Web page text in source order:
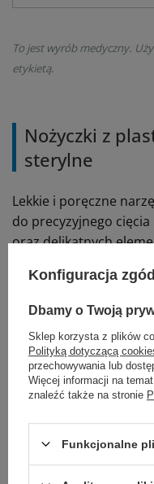
To jest wyrób medyczny.
etykietą.
Nożyczki z
sterylne
Lekkie i poręczne
do precyzyjnego
oraz delikatnych
Ostre końce
ergonomiczna
użytkowania i pewny
Polecamy także
chirurgiczne
Produkt sterylny,
natychmiastowego
Konfiguracja zgód
Dbamy o Twoją
Sklep korzysta z plików
Polityką dotyczącą
przechowywania lub
Więcej informacji na
znaleźć także na stronie
Funkcjonalne